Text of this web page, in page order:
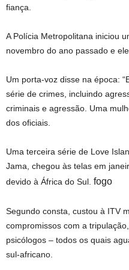
fiança.
A Polícia Metropolitana iniciou
novembro do ano passado e
Um porta-voz disse na época:
série de crimes, incluindo
criminais e agressão. Uma
dos oficiais.
Uma terceira série de Love
Jama, chegou às telas em
devido à África do Sul. fogo
Segundo consta, custou à ITV
compromissos com a
psicólogos – todos os quais
sul-africano.